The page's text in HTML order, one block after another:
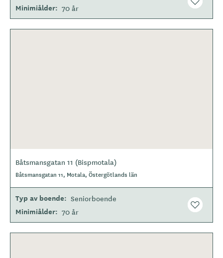
Minimiålder 70 år
Båtsmansgatan 11 (Bispmotala)
Båtsmansgatan 11, Motala, Östergötlands län
Typ av boende Seniorboende
Minimiålder 70 år